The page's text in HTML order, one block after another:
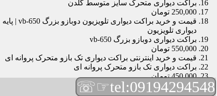
براکت دیواری متحرک سایز متوسط گلدن
250,000 تومان
قیمت و خرید براکت دیواری تلویزیون دوبازو بزرگ vb-650 | پایه
دیواری تلویزیون
براکت دیواری دوبازو بزرگ vb-650
550,000 تومان
قیمت و خرید اینترنتی براکت دیواری تک بازو متحرک پروانه ای
براکت دیواری تک بازو متحرک پروانه ای
450,000 تومان
قیمت و براکت دیواری تلویزیون مچی | براکت دیواری تلویزیون
tel:09194294548
☞☏